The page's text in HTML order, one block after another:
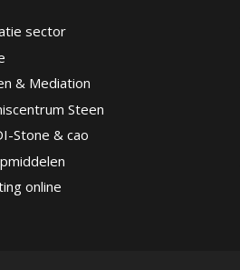
sector
& Mediation
Steen
Stone & cao
online